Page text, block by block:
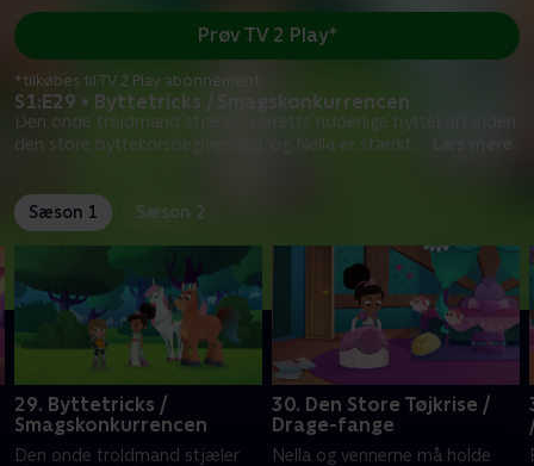
S1:E29 • Byttetricks / Smagskonkurrencen
Den onde troldmand stjæler Garretts ridderlige byttekort inden
den store byttekorsbegivenhed, og Nella er stærkt
Prøv TV 2 Play*
*tilkøbes til TV 2 Play abonnement
Sæson 1 Sæson 2
29. Byttetricks /
Smagskonkurrencen
Den onde troldmand stjæler
30. Den Store Tøjkrise /
Drage-fange
Nella og vennerne må holde